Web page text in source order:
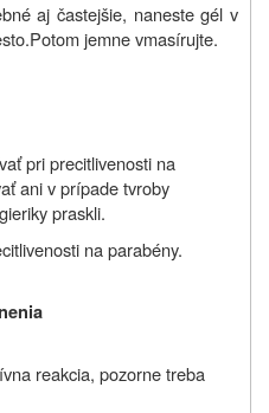
aj častejšie, naneste gél v
jemne vmasírujte.
pri precitlivenosti na
ani v prípade tvroby
praskli.
na parabény.
reakcia, pozorne treba